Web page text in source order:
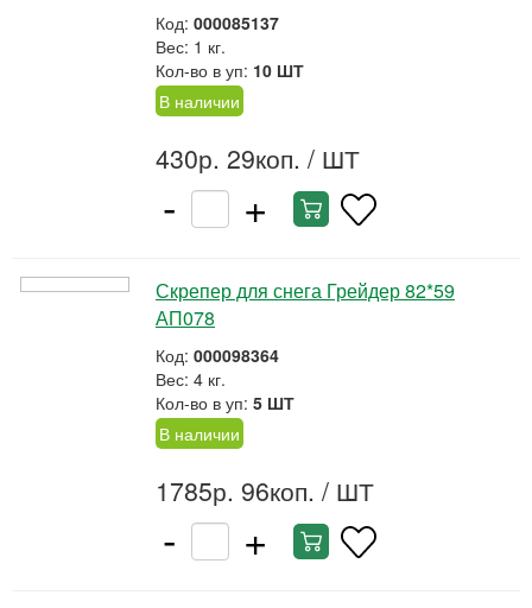
Код: 000085137
Вес: 1 кг.
Кол-во в уп: 10 ШТ
В наличии
430р. 29коп. / ШТ
- +
Скрепер для снега Грейдер 82*59
АП078
Код: 000098364
Вес: 4 кг.
Кол-во в уп: 5 ШТ
В наличии
1785р. 96коп. / ШТ
- +